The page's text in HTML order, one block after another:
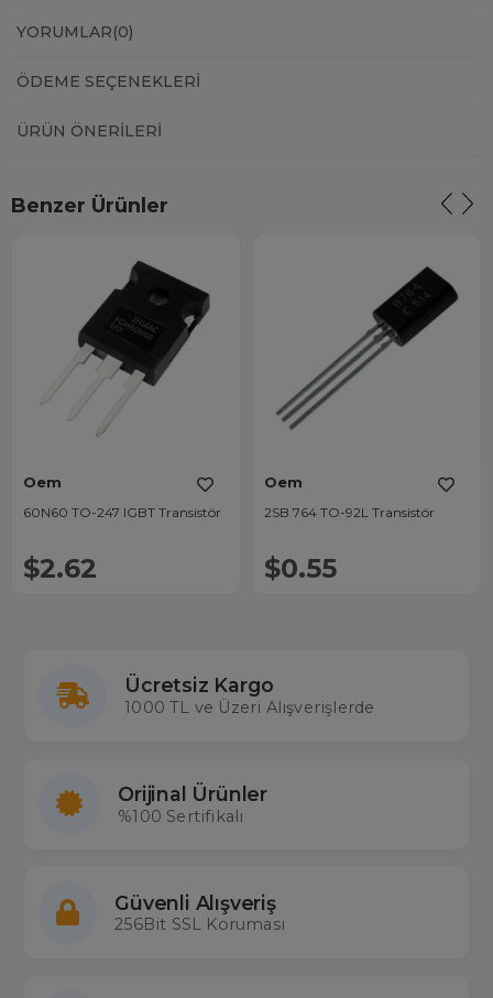
YORUMLAR(0)
ÖDEME SEÇENEKLERI
ÜRÜN ÖNERILERI
Benzer Ürünler
Oem
60N60 TO-247 IGBT Transistör
$2.62
Oem
2SB 764 TO-92L Transistör
$0.55
Ücretsiz Kargo
1000 TL ve Üzeri Alışverişlerde
Orijinal Ürünler
%100 Sertifikalı
Güvenli Alışveriş
256Bit SSL Koruması